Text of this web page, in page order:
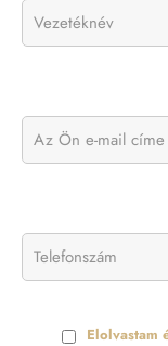
Elolvastam